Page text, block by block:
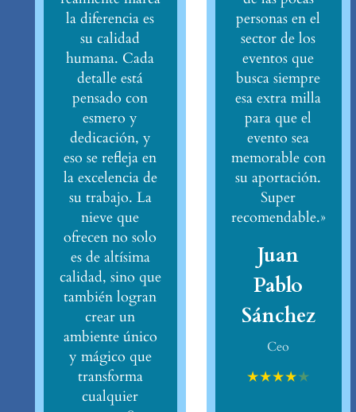
la diferencia es
su calidad
humana. Cada
detalle está
pensado con
esmero y
dedicación, y
eso se refleja en
la excelencia de
su trabajo. La
nieve que
ofrecen no solo
es de altísima
calidad, sino que
también logran
crear un
ambiente único
y mágico que
transforma
cualquier
personas en el
sector de los
eventos que
busca siempre
esa extra milla
para que el
evento sea
memorable con
su aportación.
Super
recomendable.»
Juan
Pablo
Sánchez
Ceo
★★★★★